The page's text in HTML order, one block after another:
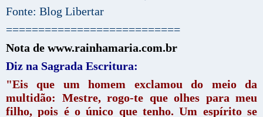
Fonte: Blog Libertar
===========================
Nota de www.rainhamaria.com.br
Diz na Sagrada Escritura:
"Eis que um homem exclamou do meio da
multidão: Mestre, rogo-te que olhes para meu
filho, pois é o único que tenho. Um espírito se